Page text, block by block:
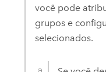
você pode
grupos e
selecionados.